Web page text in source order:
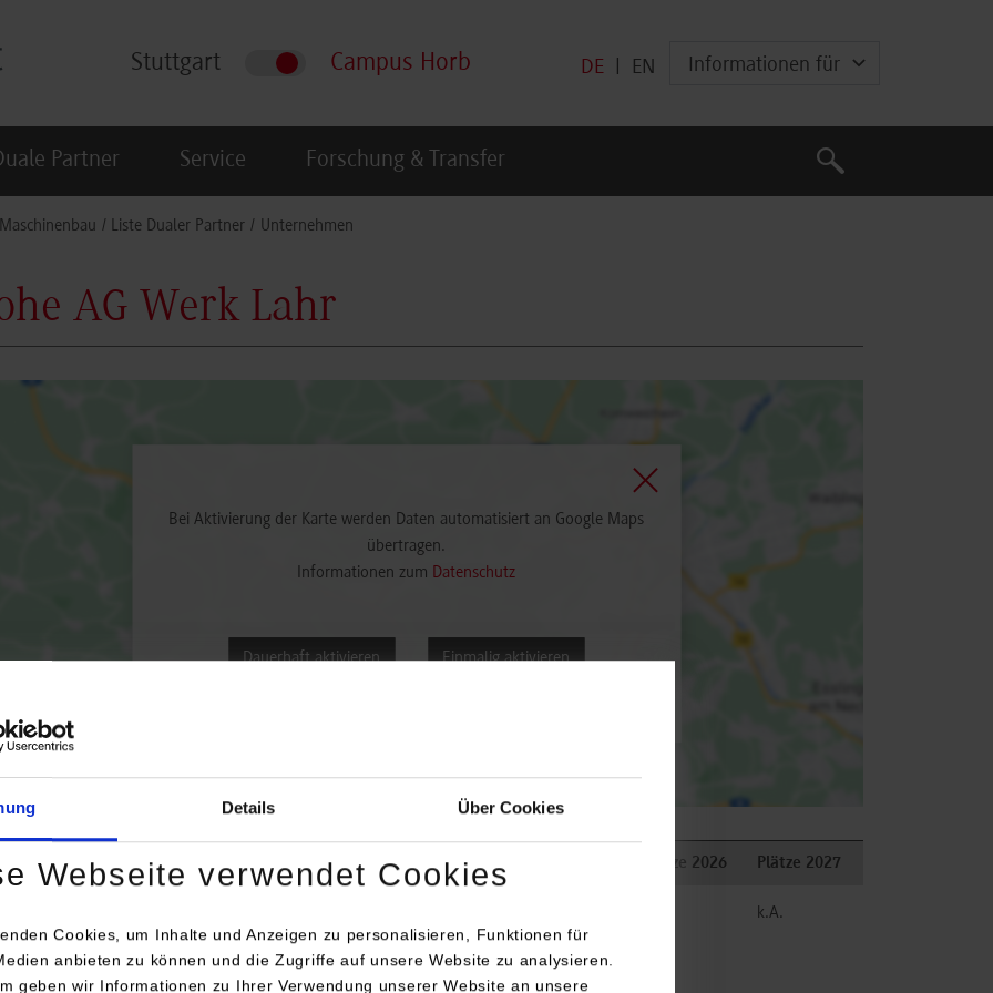
Details Über Cookies
Webseite verwendet Cookies
Cookies, um Inhalte und Anzeigen zu personalisieren, Funktionen für
anbieten zu können und die Zugriffe auf unsere Website zu analysieren.
geben wir Informationen zu Ihrer Verwendung unserer Website an unsere
Stuttgart Campus Horb DE EN Informationen für
Partner Service Forschung & Transfer
Suche
Suche
Maschinenbau Liste Dualer Partner Unternehmen
AG Werk Lahr
Bei Aktivierung der Karte werden Daten automatisiert an Google Maps
übertragen.
Informationen zum Datenschutz
Dauerhaft aktivieren Einmalig aktivieren
/ Studienrichtung Anschrift / Ansprechperson Plätze 2026 Plätze 2027
Carl-Benz-Str. 10
77933 Lahr
k.A.